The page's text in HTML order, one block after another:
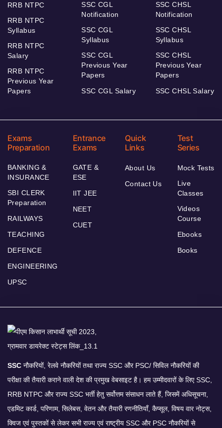
RRB NTPC
RRB NTPC
Syllabus
RRB NTPC
Salary
RRB NTPC
Previous Year
Papers
SSC CGL
Notification
SSC CGL
Syllabus
SSC CGL
Previous Year
Papers
SSC CGL Salary
SSC CHSL
Notification
SSC CHSL
Syllabus
SSC CHSL
Previous Year
Papers
SSC CHSL Salary
Exams
Preparation
BANKING &
INSURANCE
SBI CLERK
Preparation
RAILWAYS
TEACHING
DEFENCE
ENGINEERING
UPSC
Entrance
Exams
GATE &
ESE
IIT JEE
NEET
CUET
Quick
Links
About Us
Contact Us
Test
Series
Mock Tests
Live
Classes
Videos
Course
Ebooks
Books
SSC नौकरियों, रेलवे नौकरियों तथा राज्य SSC और PSC/ सिविल नौकरियों की
परीक्षा की तैयारी कराने वाली देश की प्रमुख वेबसाइट है। हम उम्मीदवारों के लिए SSC,
RRB NTPC और राज्य SSC भर्ती हेतु सर्वोत्तम संसाधन लाते हैं, जिसमें अधिसूचना,
एडमिट कार्ड, परिणाम, सिलेबस, वेतन और तैयारी रणनीतियाँ, कैप्सूल, विषय वार नोट्स,
क्विज एवं पुस्तकों से लेकर सभी राज्य एवं राष्ट्रीय SSC और PSC नौकरियों से